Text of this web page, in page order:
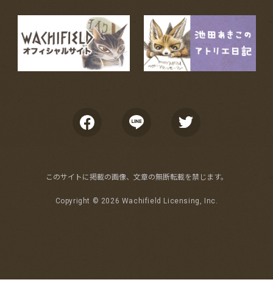
このサイトに掲載の画像、文章の無断転載を禁じます。
Copyright © 2026 Wachifield Licensing, Inc.